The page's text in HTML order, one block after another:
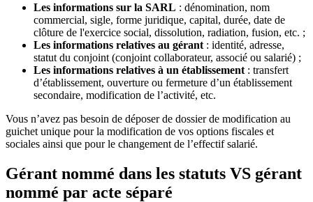
Les informations sur la SARL : dénomination, nom
commercial, sigle, forme juridique, capital, durée, date de
clôture de l'exercice social, dissolution, radiation, fusion, etc. ;
Les informations relatives au gérant : identité, adresse,
statut du conjoint (conjoint collaborateur, associé ou salarié) ;
Les informations relatives à un établissement : transfert
d’établissement, ouverture ou fermeture d’un établissement
secondaire, modification de l’activité, etc.
Vous n’avez pas besoin de déposer de dossier de modification au
guichet unique pour la modification de vos options fiscales et
sociales ainsi que pour le changement de l’effectif salarié.
Gérant nommé dans les statuts VS gérant
nommé par acte séparé